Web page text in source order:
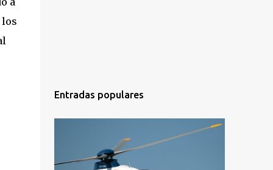
Entradas populares